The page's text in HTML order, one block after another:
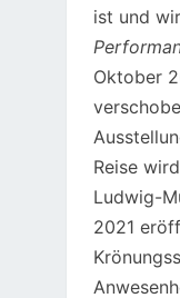
ist und
Oktober
Reise
Ludwig-
2021